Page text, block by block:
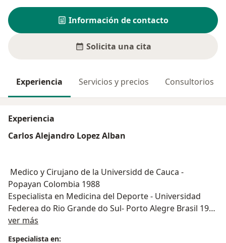
Información de contacto
Solicita una cita
Experiencia Servicios y precios Consultorios
Experiencia
Carlos Alejandro Lopez Alban
Medico y Cirujano de la Universidd de Cauca -
Popayan Colombia 1988
Especialista en Medicina del Deporte - Universidad
Federea do Rio Grande do Sul- Porto Alegre Brasil 1992
Fellow: Fisiologia del ejercicio y asistencia a equipos de
ver más
Especialista en: